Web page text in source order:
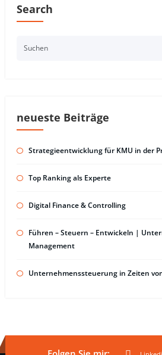
Search
neueste Beiträge
Strategieentwicklung für KMU in der
Top Ranking als Experte
Digital Finance & Controlling
Führen – Steuern – Entwickeln |
Management
Unternehmenssteuerung in Zeiten